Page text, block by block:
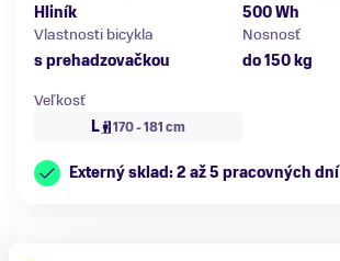
Hliník
500 Wh
Vlastnosti bicykla
s prehadzovačkou
Nosnosť
do 150 kg
Veľkosť
L
170 - 181 cm
Externý sklad: 2 až 5 pracovných dní